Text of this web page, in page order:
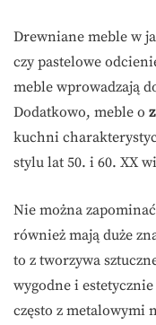
Drewniane meble w
czy pastelowe
meble wprowadzają
Dodatkowo, meble o
kuchni
stylu lat 50. i 60. XX
Nie można
również mają duże
to z tworzywa
wygodne i estetycznie
często z metalowymi